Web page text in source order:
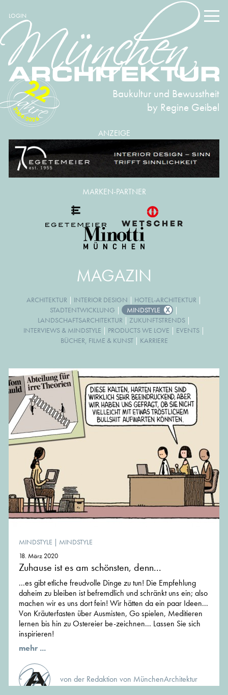
LOGIN
Baukultur und Bewusstheit
by Regine Geibel
2004-2026
22
ANZEIGE
MAGAZIN
ARCHITEKTUR | INTERIOR DESIGN | HOTEL-ARCHITEKTUR |
STADTENTWICKLUNG | MINDSTYLE
|
LANDSCHAFTSARCHITEKTUR | ZUKUNFTSTRENDS |
INTERVIEWS & MINDSTYLE | PRODUCTS WE LOVE | EVENTS |
BÜCHER, FILME & KUNST| KARRIERE
MINDSTYLE | MINDSTYLE
18. März 2020
Zuhause ist es am schönsten, denn...
...es gibt etliche freudvolle Dinge zu tun! Die Empfehlung
daheim zu bleiben ist befremdlich und schränkt uns ein; also
machen wir es uns dort fein! Wir hätten da ein paar Ideen...
Von Kräuterfasten über Ausmisten, Go spielen, Meditieren
lernen bis hin zu Ostereier be-zeichnen... Lassen Sie sich
inspirieren!
mehr ...
von der Redaktion von MünchenArchitektur